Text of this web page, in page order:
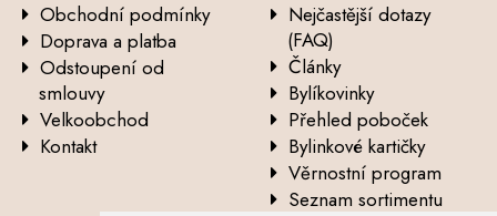
Obchodní podmínky
Doprava a platba
Odstoupení od
smlouvy
Velkoobchod
Kontakt
Nejčastější dotazy
(FAQ)
Články
Bylíkovinky
Přehled poboček
Bylinkové kartičky
Věrnostní program
Seznam sortimentu